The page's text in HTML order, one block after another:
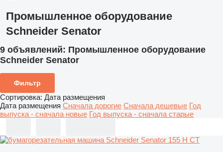
Промышленное оборудование
Schneider Senator
9 объявлений: Промышленное оборудование
Schneider Senator
Фильтр
Сортировка: Дата размещения
Дата размещения Сначала дорогие Сначала дешевые Год
выпуска - сначала новые Год выпуска - сначала старые